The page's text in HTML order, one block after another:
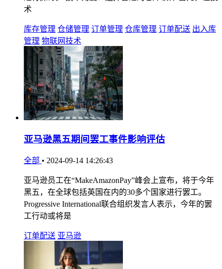
术
库存管理 仓储管理 订单管理 仓库管理 订单配送 出入库
管理 物联网技术
亚马逊黑五期间罢工事件影响评估
全部 • 2024-09-14 14:26:43
亚马逊员工在“MakeAmazonPay”峰会上宣布，将于今年
黑五，在全球包括英国在内的30多个国家进行罢工。
Progressive International联合组织发言人表示，今年的罢
工行动或将是
订单配送 亚马逊